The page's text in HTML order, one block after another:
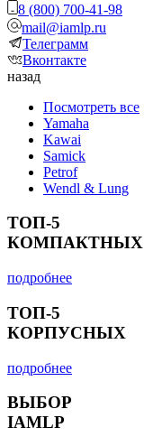
8 (800) 700-41-98
mail@iamlp.ru
Телеграмм
Вконтакте
назад
Посмотреть все
Yamaha
Kawai
Samick
Petrof
Wendl & Lung
ТОП-5
КОМПАКТНЫХ
подробнее
ТОП-5
КОРПУСНЫХ
подробнее
ВЫБОР
IAMLP